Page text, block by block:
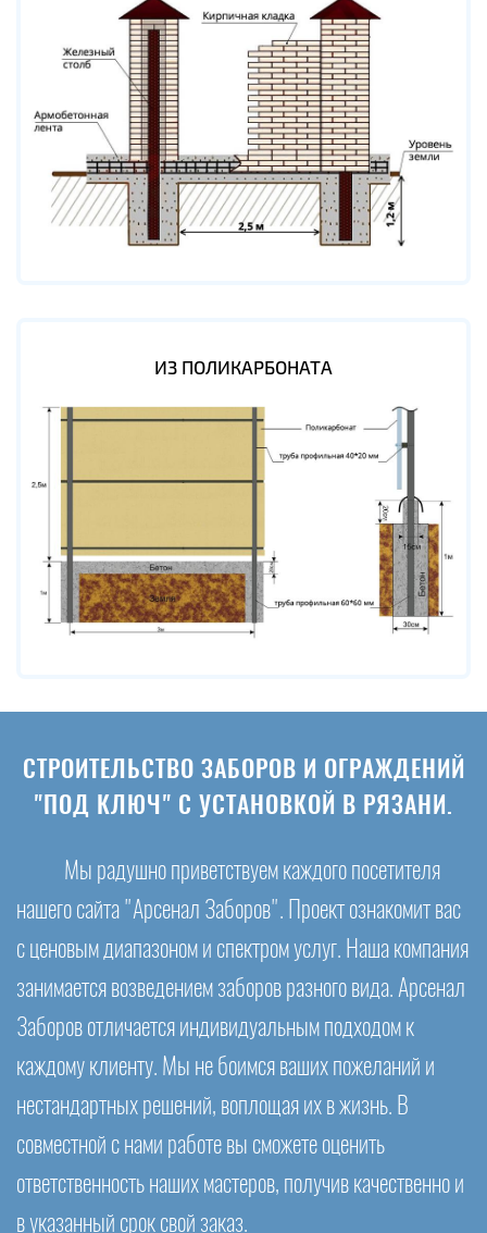
ИЗ ПОЛИКАРБОНАТА
СТРОИТЕЛЬСТВО ЗАБОРОВ И ОГРАЖДЕНИЙ
"ПОД КЛЮЧ" С УСТАНОВКОЙ В РЯЗАНИ.
Мы радушно приветствуем каждого посетителя
нашего сайта "Арсенал Заборов". Проект ознакомит вас
с ценовым диапазоном и спектром услуг. Наша компания
занимается возведением заборов разного вида. Арсенал
Заборов отличается индивидуальным подходом к
каждому клиенту. Мы не боимся ваших пожеланий и
нестандартных решений, воплощая их в жизнь. В
совместной с нами работе вы сможете оценить
ответственность наших мастеров, получив качественно и
в указанный срок свой заказ.